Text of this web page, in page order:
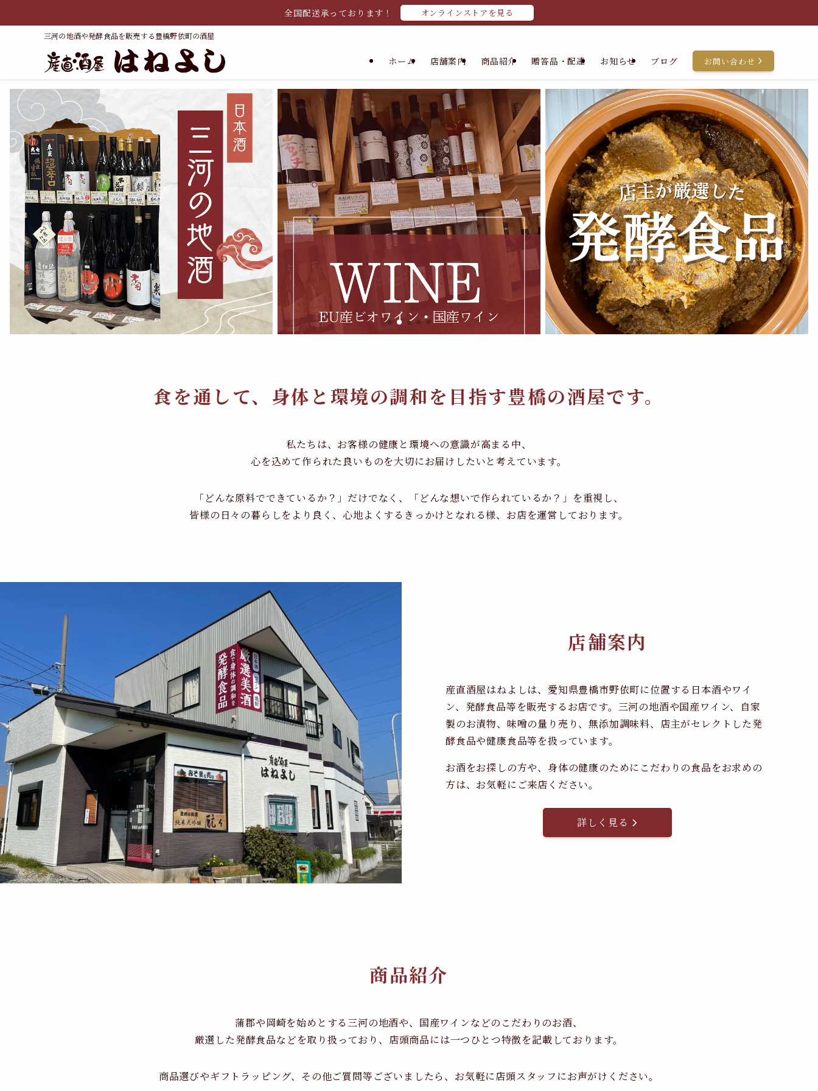
全国配送承っております！ オンラインストアを見る
三河の地酒や発酵食品を販売する豊橋野依町の酒屋
ホーム 店舗案内 商品紹介 贈答品・配達 お知らせ ブログ お問い合わせ
食を通して、身体と環境の調和を目指す豊橋の酒屋です。
私たちは、お客様の健康と環境への意識が高まる中、
心を込めて作られた良いものを大切にお届けしたいと考えています。
「どんな原料でできているか？」だけでなく、「どんな想いで作られているか？」を重視し、
皆様の日々の暮らしをより良く、心地よくするきっかけとなれる様、お店を運営しております。
店舗案内
産直酒屋はねよしは、愛知県豊橋市野依町に位置する日本酒やワイ
ン、発酵食品等を販売するお店です。三河の地酒や国産ワイン、自家
製のお漬物、味噌の量り売り、無添加調味料、店主がセレクトした発
酵食品や健康食品等を扱っています。
お酒をお探しの方や、身体の健康のためにこだわりの食品をお求めの
方は、お気軽にご来店ください。
詳しく見る
商品紹介
蒲郡や岡崎を始めとする三河の地酒や、国産ワインなどのこだわりのお酒、
厳選した発酵食品などを取り扱っており、店頭商品には一つひとつ特徴を記載しております。
商品選びやギフトラッピング、その他ご質問等ございましたら、お気軽に店頭スタッフにお声がけください。